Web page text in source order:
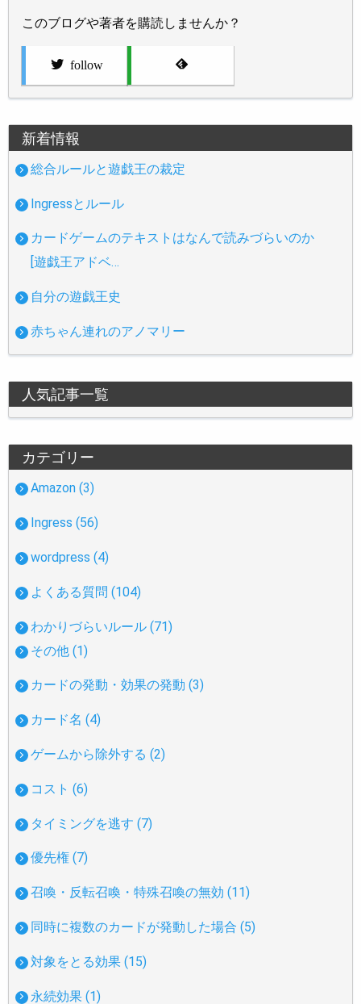
このブログや著者を購読しませんか？
follow
新着情報
総合ルールと遊戯王の裁定
Ingressとルール
カードゲームのテキストはなんで読みづらいのか
[遊戯王アドベ…
自分の遊戯王史
赤ちゃん連れのアノマリー
人気記事一覧
カテゴリー
Amazon (3)
Ingress (56)
wordpress (4)
よくある質問 (104)
わかりづらいルール (71)
その他 (1)
カードの発動・効果の発動 (3)
カード名 (4)
ゲームから除外する (2)
コスト (6)
タイミングを逃す (7)
優先権 (7)
召喚・反転召喚・特殊召喚の無効 (11)
同時に複数のカードが発動した場合 (5)
対象をとる効果 (15)
永続効果 (1)